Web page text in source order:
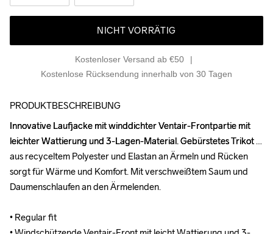
NICHT VORRÄTIG
Kostenloser Versand ab €50
Kostenlose Rücksendung innerhalb von 30 Tagen
PRODUKTBESCHREIBUNG
Innovative Laufjacke mit winddichter Ventair-Frontpartie mit
leichter Wattierung und 3-Lagen-Material. Gebürstetes Trikot
aus recyceltem Polyester und Elastan an Ärmeln und Rücken
sorgt für Wärme und Komfort. Mit verschweißtem Saum und
Daumenschlaufen an den Ärmelenden.
• Regular fit
Innovative Laufjacke mit winddichter Ventair-Frontpartie mit
leichter Wattierung und 3-Lagen-Material. Gebürstetes Trikot
aus recyceltem Polyester und Elastan an Ärmeln und Rücken
sorgt für Wärme und Komfort. Mit verschweißtem Saum und
Daumenschlaufen an den Ärmelenden.
• Regular fit